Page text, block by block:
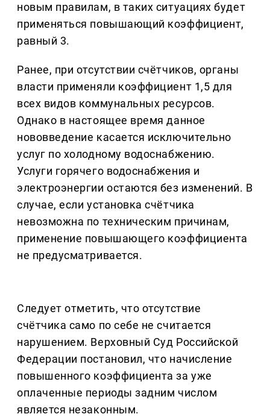
новым правилам, в таких ситуациях будет
применяться повышающий коэффициент,
равный 3.
Ранее, при отсутствии счётчиков, органы
власти применяли коэффициент 1,5 для
всех видов коммунальных ресурсов.
Однако в настоящее время данное
нововведение касается исключительно
услуг по холодному водоснабжению.
Услуги горячего водоснабжения и
электроэнергии остаются без изменений. В
случае, если установка счётчика
невозможна по техническим причинам,
применение повышающего коэффициента
не предусматривается.
Следует отметить, что отсутствие
счётчика само по себе не считается
нарушением. Верховный Суд Российской
Федерации постановил, что начисление
повышенного коэффициента за уже
оплаченные периоды задним числом
является незаконным.